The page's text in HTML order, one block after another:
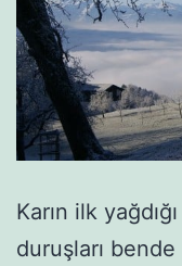
Karın ilk
duruşları